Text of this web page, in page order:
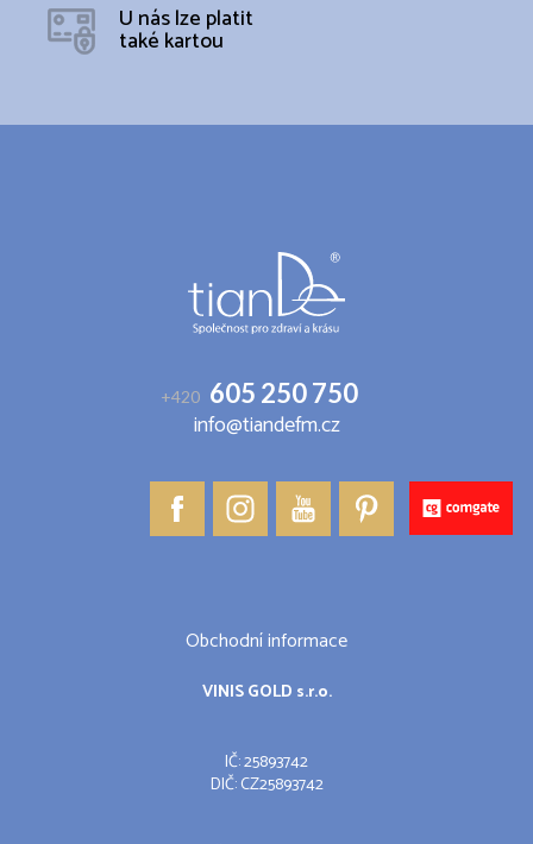
U nás lze platit
také kartou
Z
+420 605 250 750
info@tiandefm.cz
Obchodní informace
VINIS GOLD s.r.o.
IČ: 25893742
DIČ: CZ25893742